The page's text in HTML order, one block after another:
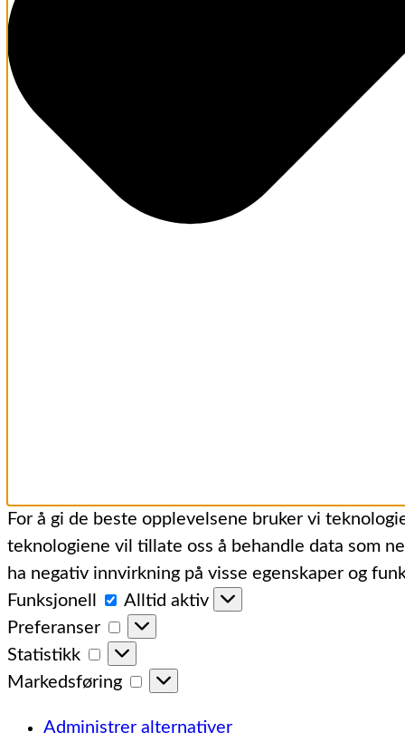
For å gi de beste opplevelsene bruker vi
teknologiene vil tillate oss å behandle data som
ha negativ innvirkning på visse egenskaper og
Funksjonell
Funksjonell
Alltid aktiv
Preferanser
Preferanser
Statistikk
Statistikk
Markedsføring
Markedsføring
Administrer alternativer